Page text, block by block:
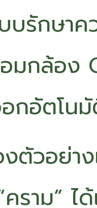
บรักษา
มกล้อง
อกอัตโน
ตัวอย่า
คราม”